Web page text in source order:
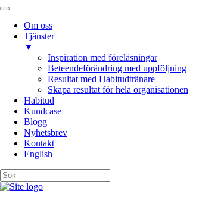
Om oss
Tjänster
▼
Inspiration med föreläsningar
Beteendeförändring med uppföljning
Resultat med Habitudtränare
Skapa resultat för hela organisationen
Habitud
Kundcase
Blogg
Nyhetsbrev
Kontakt
English